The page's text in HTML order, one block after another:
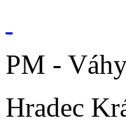
PM -
Hradec